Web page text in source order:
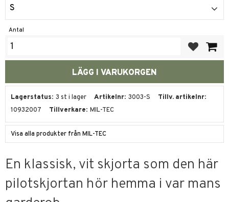
S
Antal
Lagerstatus 3 st i lager Artikelnr 3003-S
Tillv. artikelnr
10932007
Tillverkare MIL-TEC
Visa alla produkter från MIL-TEC
En klassisk, vit skjorta som den här
pilotskjortan hör hemma i var mans